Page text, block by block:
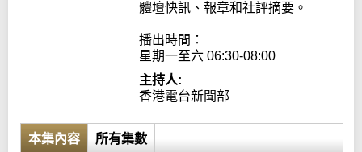
體壇快訊、報章和社評摘要。
播出時間：
星期一至六 06:30-08:00
主持人:
香港電台新聞部
本集內容 所有集數